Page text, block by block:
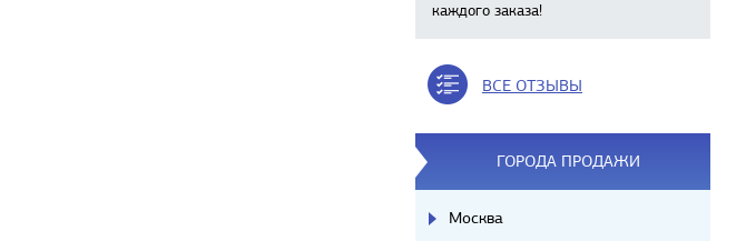
каждого заказа!
ВСЕ ОТЗЫВЫ
ГОРОДА ПРОДАЖИ
Москва